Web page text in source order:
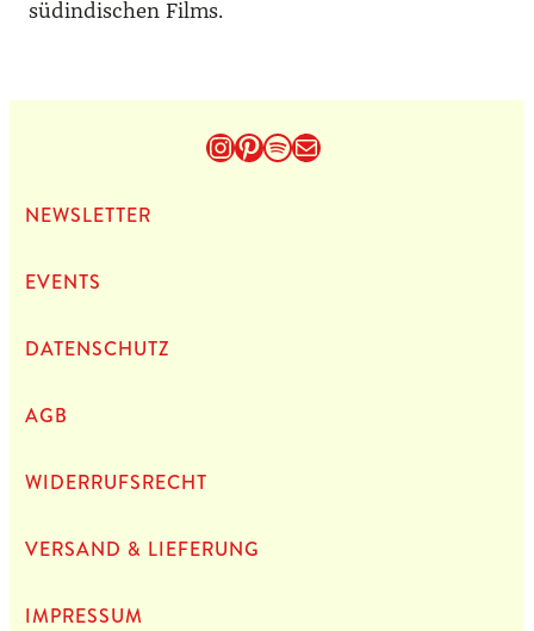
südindischen Films.
Instagram
Pinterest
Spotify
E-Mail
NEWS­LET­TER
EVENTS
DATEN­SCHUTZ
AGB
WIDERRUFSRECHT
VERSAND & LIEFERUNG
IMPRES­SUM